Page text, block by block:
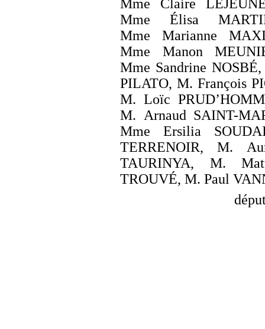
Mme Claire
Mme Élisa
Mme Marianne
Mme Manon
Mme Sandrine
PILATO, M. François
M. Loïc
M. Arnaud SAINT-
Mme Ersilia
TERRENOIR, M.
TAURINYA, M.
TROUVÉ, M. Paul